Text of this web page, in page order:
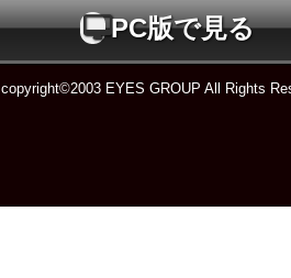
PC版で見る
copyright©2003 EYES GROUP All Rights